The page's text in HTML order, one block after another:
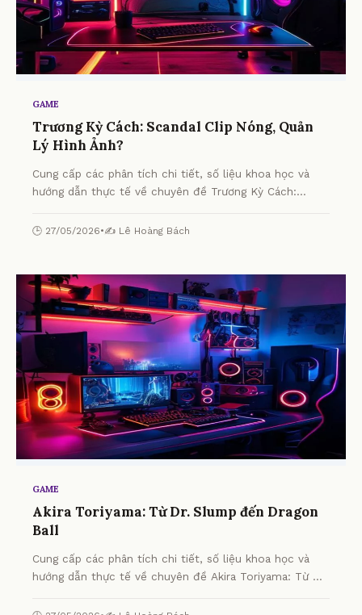
GAME
Trương Kỳ Cách: Scandal Clip Nóng, Quản
Lý Hình Ảnh?
Cung cấp các phân tích chi tiết, số liệu khoa học và
hướng dẫn thực tế về chuyên đề Trương Kỳ Cách:
🕒 27/05/2026•✍️ Lê Hoàng Bách
GAME
Akira Toriyama: Từ Dr. Slump đến Dragon
Ball
Cung cấp các phân tích chi tiết, số liệu khoa học và
hướng dẫn thực tế về chuyên đề Akira Toriyama: Từ Dr.